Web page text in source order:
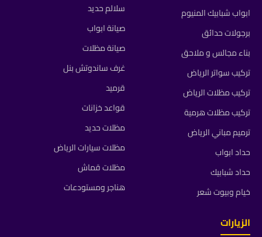
ابواب شبابيك المنيوم
برجولات حدائق
بناء مجالس و ملاحق
تركيب سواتر الرياض
تركيب مظلات الرياض
تركيب مظلات هرمية
ترميم مباني الرياض
حداد ابواب
حداد شبابيك
خيام وبيوت شعر
سلالم حديد
صيانة ابواب
صيانة مظلات
غرف ساندوتش بنل
قرميد
قواعد خزانات
مظلات حديد
مظلات سيارات الرياض
مظلات قماش
هناجر ومستودعات
الزيارات